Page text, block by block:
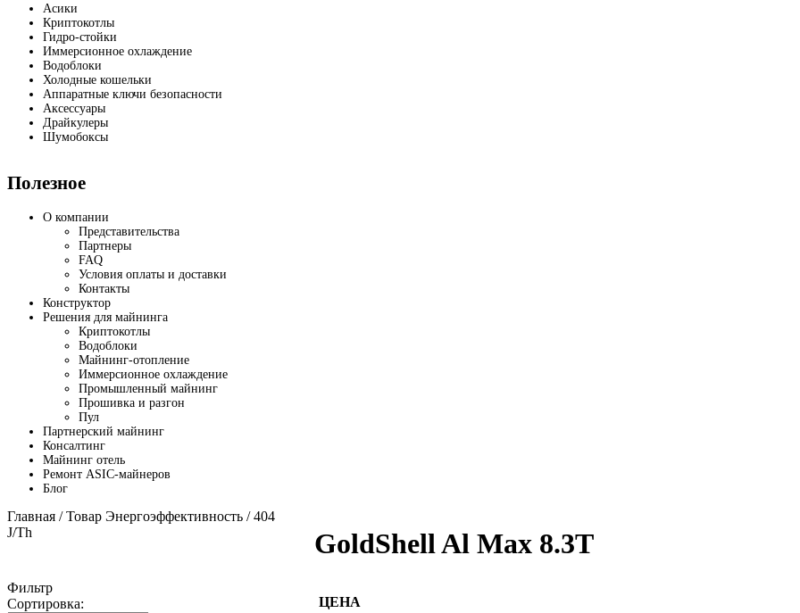
Асики
Криптокотлы
Гидро-стойки
Иммерсионное охлаждение
Водоблоки
Холодные кошельки
Аппаратные ключи безопасности
Аксессуары
Драйкулеры
Шумобоксы
Полезное
О компании
Представительства
Партнеры
FAQ
Условия оплаты и доставки
Контакты
Конструктор
Решения для майнинга
Криптокотлы
Водоблоки
Майнинг-отопление
Иммерсионное охлаждение
Промышленный майнинг
Прошивка и разгон
Пул
Партнерский майнинг
Консалтинг
Майнинг отель
Ремонт ASIC-майнеров
Блог
Главная / Товар Энергоэффективность / 404
J/Th
GoldShell Al Max 8.3T
Фильтр
Сортировка:
ЦЕНА